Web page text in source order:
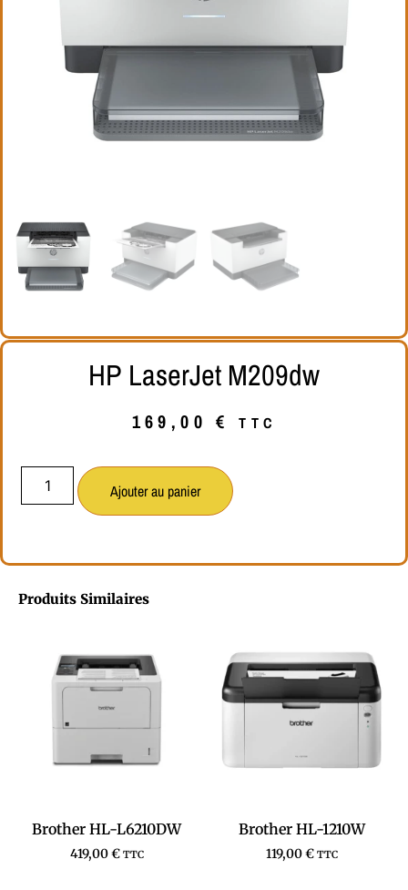
HP LaserJet M209dw
169,00€ TTC
Ajouter au panier
Produits Similaires
Brother HL-L6210DW
419,00€ TTC
Brother HL-1210W
119,00€ TTC